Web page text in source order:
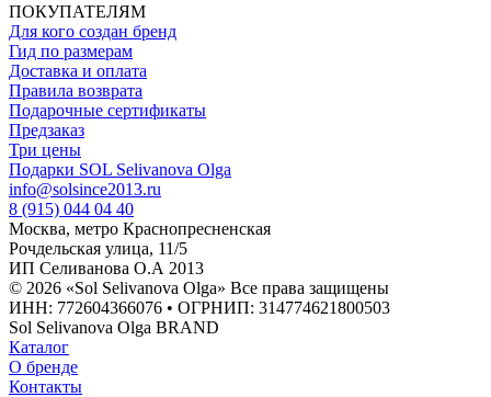
ПОКУПАТЕЛЯМ
Для кого создан бренд
Гид по размерам
Доставка и оплата
Правила возврата
Подарочные сертификаты
Предзаказ
Три цены
Подарки SOL Selivanova Olga
info@solsince2013.ru
8 (915) 044 04 40
Москва, метро Краснопресненская
Рочдельская улица, 11/5
ИП Селиванова О.А 2013
© 2026 «Sol Selivanova Olga» Все права защищены
ИНН: 772604366076 • ОГРНИП: 314774621800503
Sol Selivanova Olga BRAND
Каталог
О бренде
Контакты